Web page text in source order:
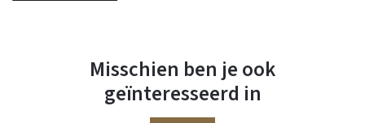
Misschien ben je ook
geïnteresseerd in